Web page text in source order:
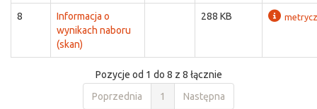
8
Informacja o
wynikach naboru
(skan)
288 KB
Pozycje od 1 do 8 z 8 łącznie
Poprzednia
1 Następna